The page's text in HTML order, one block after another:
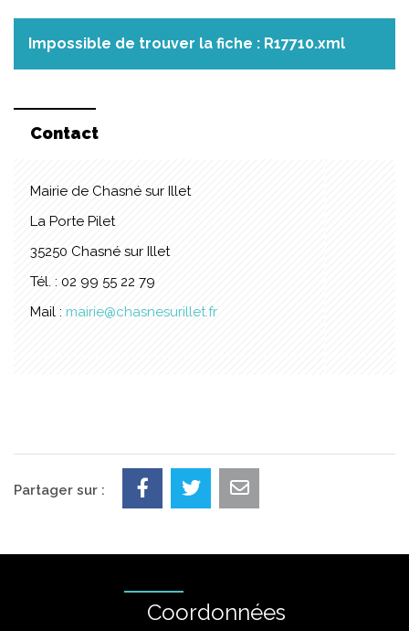
Impossible de trouver la fiche : R17710.xml
Contact
Mairie de Chasné sur Illet
La Porte Pilet
35250 Chasné sur Illet
Tél. : 02 99 55 22 79
Mail : mairie@chasnesurillet.fr
Partager sur :
Coordonnées